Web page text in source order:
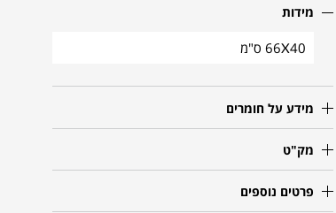
מידות
66X40 ס"מ
מידע על חומרים
מק"ט
פרטים נוספים